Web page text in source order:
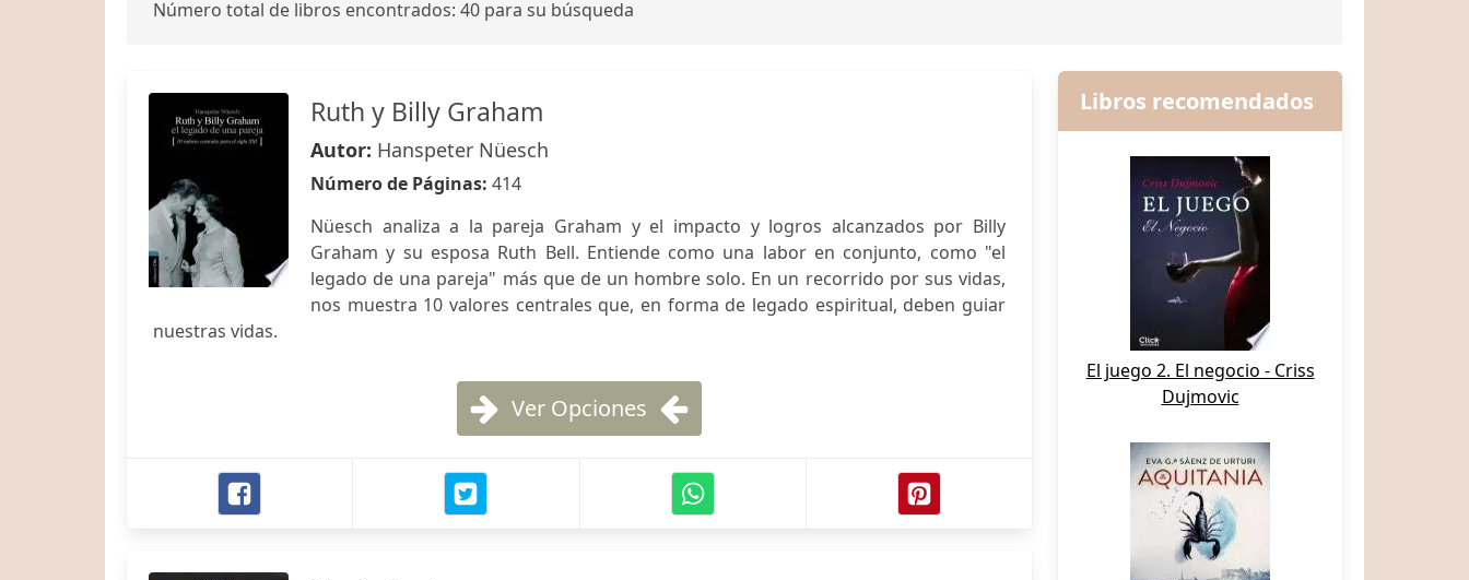
Número total de libros encontrados: 40 para su búsqueda
Ruth y Billy Graham
Autor: Hanspeter Nüesch
Número de Páginas: 414
Nüesch analiza a la pareja Graham y el impacto y logros alcanzados por Billy
Graham y su esposa Ruth Bell. Entiende como una labor en conjunto, como "el
legado de una pareja" más que de un hombre solo. En un recorrido por sus vidas,
nos muestra 10 valores centrales que, en forma de legado espiritual, deben guiar
nuestras vidas.
Ver Opciones
Libros recomendados
El juego 2. El negocio - Criss
Dujmovic